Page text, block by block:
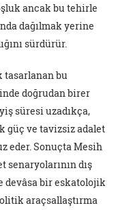
ancak bu tehirle
dağılmak yerine
sürdürür.
tasarlanan bu
doğrudan birer
süresi uzadıkça,
güç ve tavizsiz adalet
eder. Sonuçta Mesih
dış
bir eskatolojik
araçsallaştırma